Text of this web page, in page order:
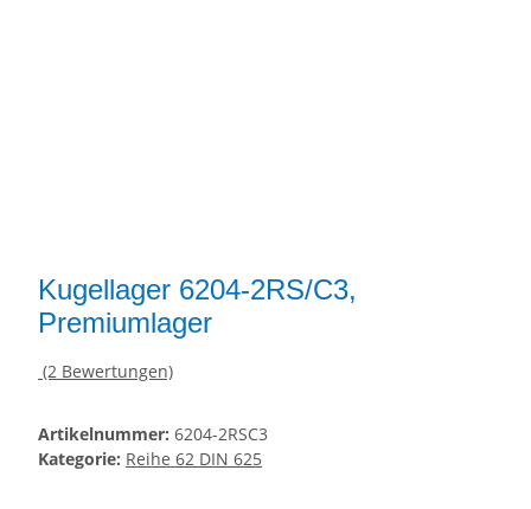
Kugellager 6204-2RS/C3,
Premiumlager
(2 Bewertungen)
Artikelnummer: 6204-2RSC3
Kategorie: Reihe 62 DIN 625